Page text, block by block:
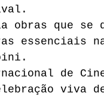
obras que se
de
viva